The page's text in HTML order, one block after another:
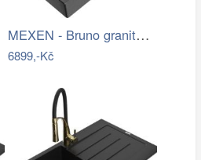
MEXEN - Bruno granitový dřez s…
6899,-Kč